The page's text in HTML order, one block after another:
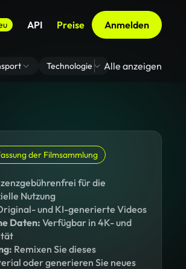
API Preise Anmelden
Technologie Zoom Virtuelle
Alle anzeigen
der Filmsammlung
für die
Nutzung
und KI-generierte Videos
Daten:Verfügbar in 4K- und
Remixen Sie dieses
oder generieren Sie neues